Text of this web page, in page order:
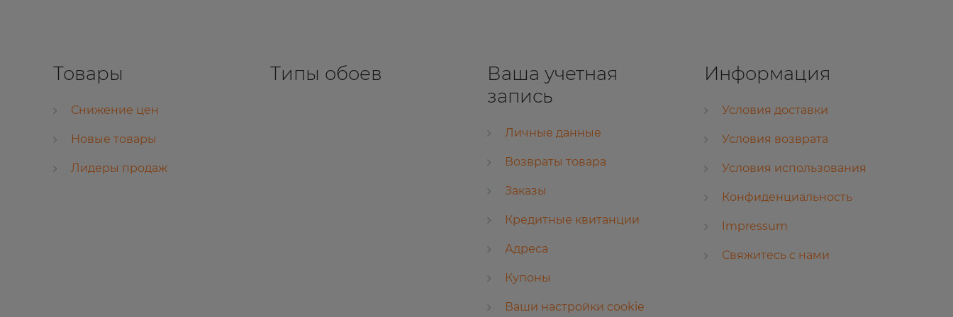
Товары
Снижение цен
Новые товары
Лидеры продаж
Типы обоев
Ваша учетная
запись
Личные данные
Возвраты товара
Заказы
Кредитные квитанции
Адреса
Купоны
Ваши настройки cookie
Информация
Условия доставки
Условия возврата
Условия использования
Конфиденциальность
Impressum
Свяжитесь с нами